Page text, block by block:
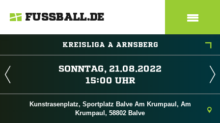
FUSSBALL.DE
KREISLIGA A ARNSBERG
 
 
Kunstrasenplatz, Sportplatz Balve Am Krumpaul, Am
Krumpaul, 58802 Balve